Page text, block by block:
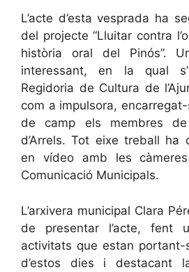
L’acte d’esta vesprada ha
del projecte “Lluitar contra
història oral del Pinós”.
interessant, en la qual
Regidoria de Cultura de
com a impulsora,
de camp els membres de
d’Arrels. Tot eixe treball ha
en vídeo amb les
Comunicació Municipals.
L’arxivera municipal Clara
de presentar l’acte, fent
activitats que estan
d’estos dies i destacant